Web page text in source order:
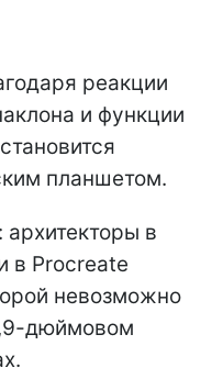
реакции
и функции
планшетом.
: архитекторы в
в Procreate
невозможно
дюймовом